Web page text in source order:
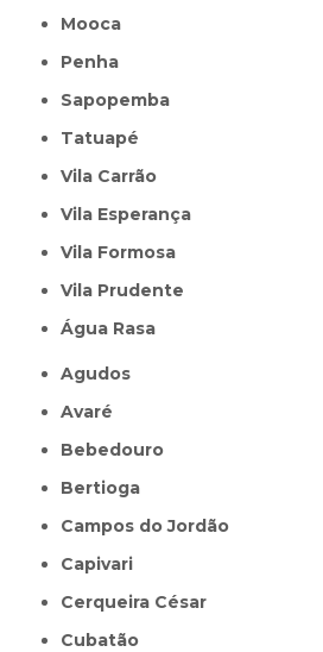
Mooca
Penha
Sapopemba
Tatuapé
Vila Carrão
Vila Esperança
Vila Formosa
Vila Prudente
Água Rasa
Agudos
Avaré
Bebedouro
Bertioga
Campos do Jordão
Capivari
Cerqueira César
Cubatão